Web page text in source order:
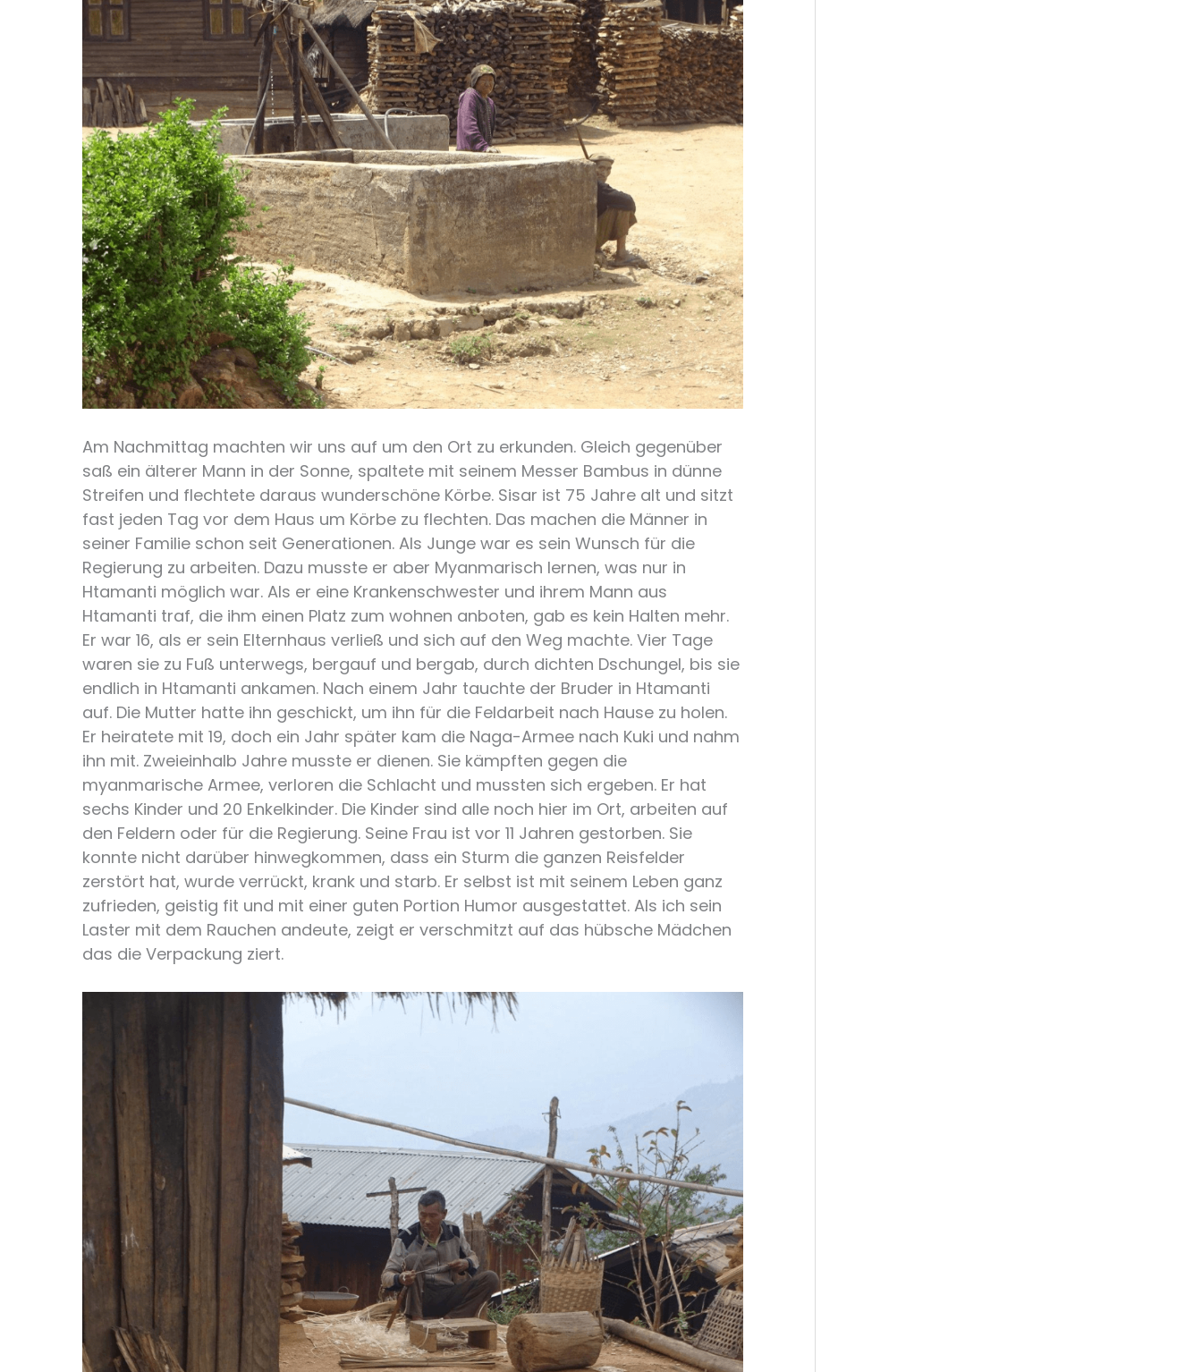
Am Nachmittag machten wir uns auf um den Ort zu erkunden. Gleich gegenüber
saß ein älterer Mann in der Sonne, spaltete mit seinem Messer Bambus in dünne
Streifen und flechtete daraus wunderschöne Körbe. Sisar ist 75 Jahre alt und sitzt
fast jeden Tag vor dem Haus um Körbe zu flechten. Das machen die Männer in
seiner Familie schon seit Generationen. Als Junge war es sein Wunsch für die
Regierung zu arbeiten. Dazu musste er aber Myanmarisch lernen, was nur in
Htamanti möglich war. Als er eine Krankenschwester und ihrem Mann aus
Htamanti traf, die ihm einen Platz zum wohnen anboten, gab es kein Halten mehr.
Er war 16, als er sein Elternhaus verließ und sich auf den Weg machte. Vier Tage
waren sie zu Fuß unterwegs, bergauf und bergab, durch dichten Dschungel, bis sie
endlich in Htamanti ankamen. Nach einem Jahr tauchte der Bruder in Htamanti
auf. Die Mutter hatte ihn geschickt, um ihn für die Feldarbeit nach Hause zu holen.
Er heiratete mit 19, doch ein Jahr später kam die Naga-Armee nach Kuki und nahm
ihn mit. Zweieinhalb Jahre musste er dienen. Sie kämpften gegen die
myanmarische Armee, verloren die Schlacht und mussten sich ergeben. Er hat
sechs Kinder und 20 Enkelkinder. Die Kinder sind alle noch hier im Ort, arbeiten auf
den Feldern oder für die Regierung. Seine Frau ist vor 11 Jahren gestorben. Sie
konnte nicht darüber hinwegkommen, dass ein Sturm die ganzen Reisfelder
zerstört hat, wurde verrückt, krank und starb. Er selbst ist mit seinem Leben ganz
zufrieden, geistig fit und mit einer guten Portion Humor ausgestattet. Als ich sein
Laster mit dem Rauchen andeute, zeigt er verschmitzt auf das hübsche Mädchen
das die Verpackung ziert.